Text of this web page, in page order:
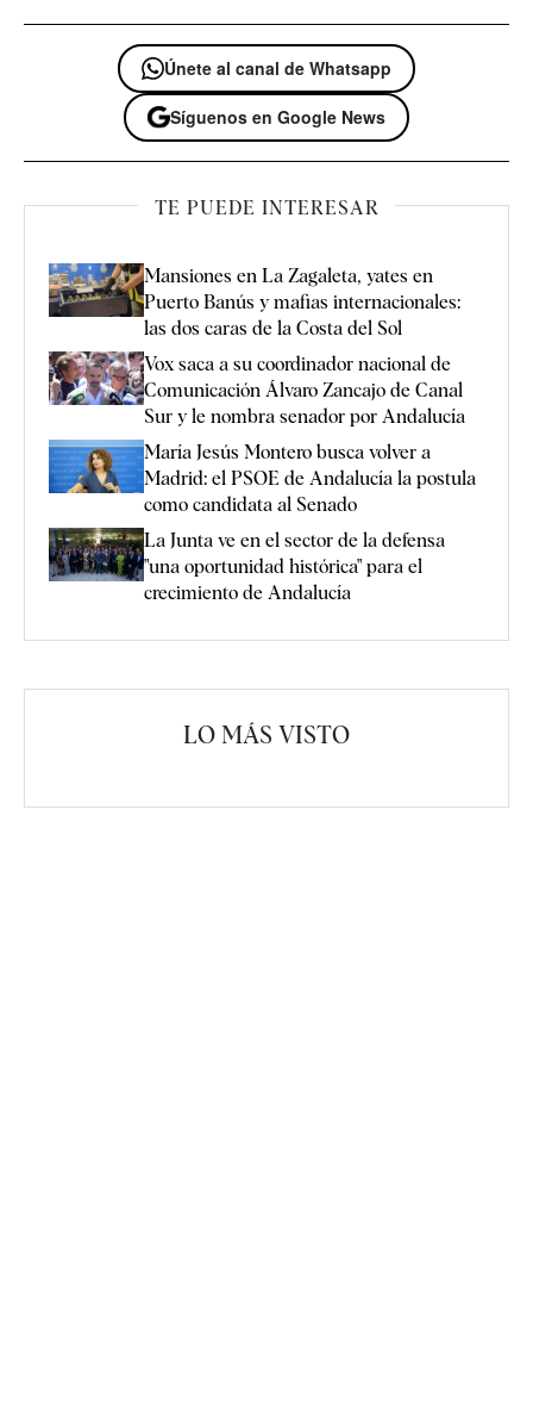
Únete al canal de Whatsapp
Síguenos en Google News
TE PUEDE INTERESAR
Mansiones en La Zagaleta, yates en
Puerto Banús y mafias internacionales:
las dos caras de la Costa del Sol
Vox saca a su coordinador nacional de
Comunicación Álvaro Zancajo de Canal
Sur y le nombra senador por Andalucía
María Jesús Montero busca volver a
Madrid: el PSOE de Andalucía la postula
como candidata al Senado
La Junta ve en el sector de la defensa
"una oportunidad histórica" para el
crecimiento de Andalucía
LO MÁS VISTO